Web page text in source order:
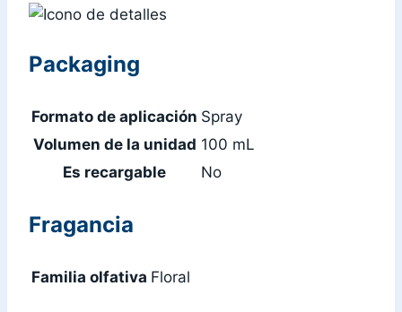
Packaging
Formato de aplicación Spray
Volumen de la unidad 100 mL
Es recargable
No
Fragancia
Familia olfativa Floral